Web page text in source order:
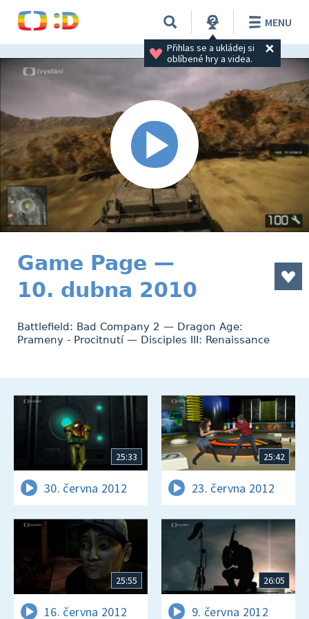
Přihlas se a ukládej si
oblíbené hry a videa.
MENU
Game Page —
10. dubna 2010
Battlefield: Bad Company 2 — Dragon Age:
Prameny - Procitnutí — Disciples III: Renaissance
25:33
30. června 2012
25:42
23. června 2012
25:55
16. června 2012
26:05
9. června 2012